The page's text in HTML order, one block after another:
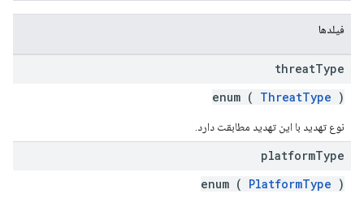
فیلدها
threatType
enum ( ThreatType )
نوع تهدید با این تهدید مطابقت دارد.
platformType
enum ( PlatformType )